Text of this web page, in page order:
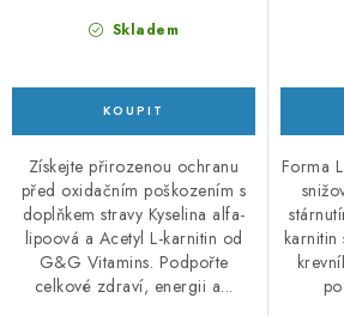
Skladem
Získejte přirozenou ochranu
před oxidačním poškozením s
doplňkem stravy Kyselina alfa-
lipoová a Acetyl L-karnitin od
G&G Vitamins. Podpořte
celkové zdraví, energii a...
Forma
karnitin